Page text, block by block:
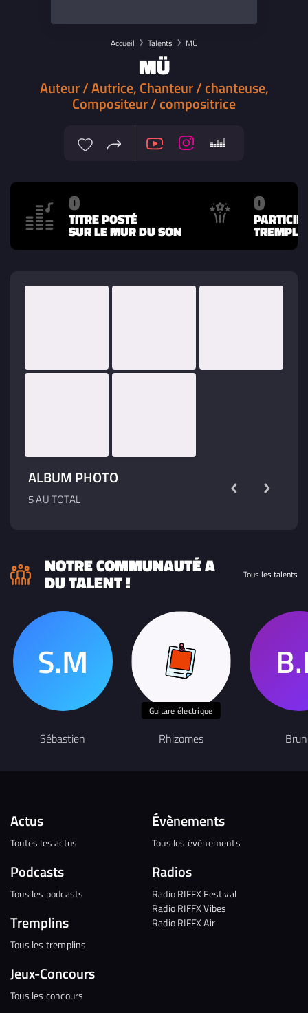
Accueil Talents MÜ
MÜ
Auteur / Autrice, Chanteur / chanteuse,
Compositeur / compositrice
0
TITRE POSTÉ
SUR LE MUR DU SON
0
ALBUM PHOTO
5 AU TOTAL
NOTRE COMMUNAUTÉ A
DU TALENT ! Tous les talents
Sébastien
Guitare électrique
Rhizomes
Actus
Toutes les actus
Podcasts
Tous les podcasts
Tremplins
Tous les tremplins
Jeux-Concours
Tous les concours
Évènements
Tous les évènements
Radios
Radio RIFFX Festival
Radio RIFFX Vibes
Radio RIFFX Air